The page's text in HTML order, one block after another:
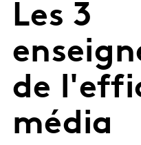
Les 3
de
média